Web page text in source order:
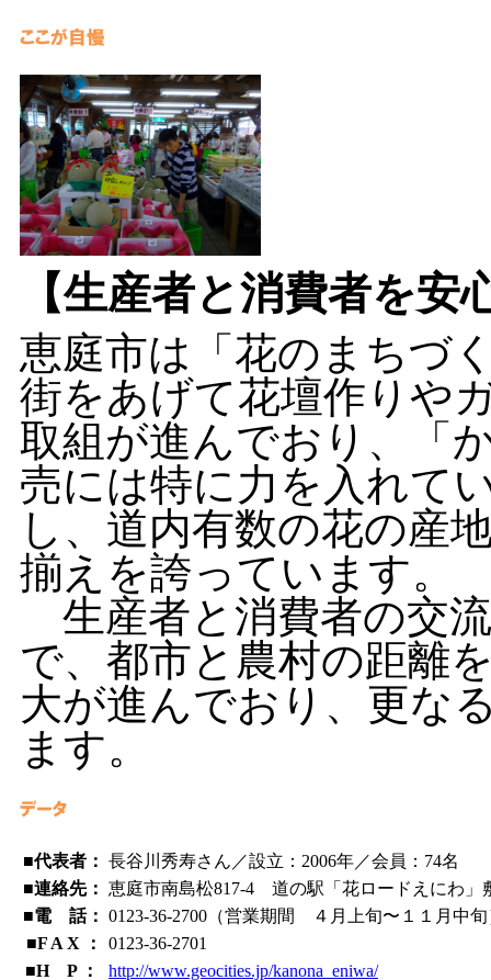
【生産者と消費者を安
恵庭市は「花のまちづ
街をあげて花壇作りや
取組が進んでおり、「
売には特に力を入れて
し、道内有数の花の産
揃えを誇っています。
生産者と消費者の交
で、都市と農村の距離
大が進んでおり、更な
ます。
■代表者： 長谷川秀寿さん／設立：2006年／会員：74名
■連絡先： 恵庭市南島松817-4 道の駅「花ロードえにわ」
■電 話： 0123-36-2700（営業期間 ４月上旬〜１１月中旬
■F A X ：
0123-36-2701
■H P ：
http://www.geocities.jp/kanona_eniwa/